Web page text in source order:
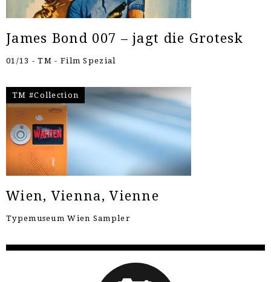
James Bond 007 – jagt die Grotesk
01/13 - TM - Film Spezial
TM #Collection
Wien, Vienna, Vienne
Typemuseum Wien Sampler